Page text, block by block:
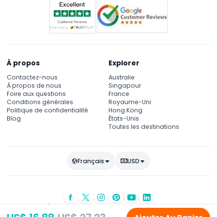
Unlimited Mineral Water
Live Tanura Dance show
Live Belly Dance show
Pickup time: 14:30-15:30 hours
Drop off time: 20:00-21:00 hours
À propos
Contactez-nous
À propos de nous
Foire aux questions
Conditions générales
Politique de confidentialité
Blog
Explorer
Australie
Singapour
France
Royaume-Uni
Hong Kong
États-Unis
Toutes les destinations
Français USD
© Droits d'auteur 2026JTR Vacances- Tous droits réservés